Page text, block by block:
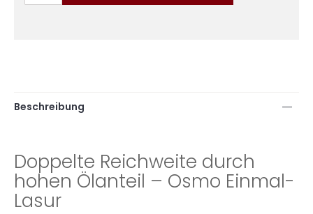
Beschreibung
Doppelte Reichweite durch
hohen Ölanteil – Osmo Einmal-
Lasur